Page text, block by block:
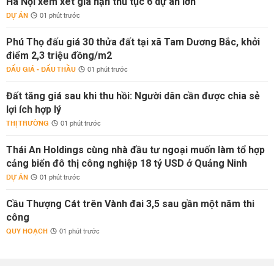
DỰ ÁN 01 phút trước
Phú Thọ đấu giá 30 thửa đất tại xã Tam Dương Bắc, khởi
điểm 2,3 triệu đồng/m2
ĐẤU GIÁ - ĐẤU THẦU 01 phút trước
Đất tăng giá sau khi thu hồi: Người dân cần được chia sẻ
lợi ích hợp lý
THỊ TRƯỜNG 01 phút trước
Thái An Holdings cùng nhà đầu tư ngoại muốn làm tổ hợp
cảng biển đô thị công nghiệp 18 tỷ USD ở Quảng Ninh
DỰ ÁN 01 phút trước
Cầu Thượng Cát trên Vành đai 3,5 sau gần một năm thi
công
QUY HOẠCH 01 phút trước